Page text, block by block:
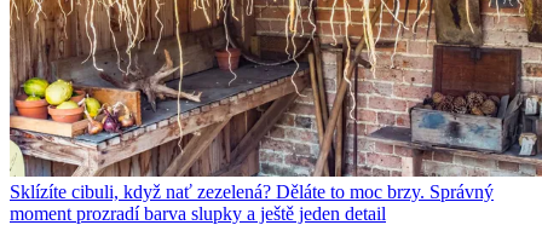
Sklízíte cibuli, když nať zezelená? Děláte to moc brzy. Správný
moment prozradí barva slupky a ještě jeden detail